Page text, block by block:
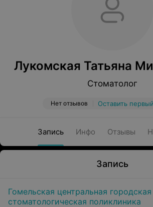
Лукомская Татьяна
Стоматолог
Нет отзывов Оставить
Запись Инфо Отзывы
Запись
Гомельская центральная городская
стоматологическая поликлиника